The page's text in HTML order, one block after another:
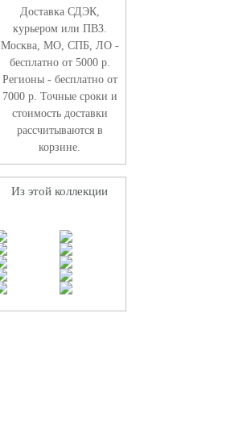
Доставка СДЭК,
курьером или ПВЗ.
Москва, МО, СПБ, ЛО -
бесплатно от 5000 р.
Регионы - бесплатно от
7000 р. Точные сроки и
стоимость доставки
рассчитываются в
корзине.
Из этой коллекции